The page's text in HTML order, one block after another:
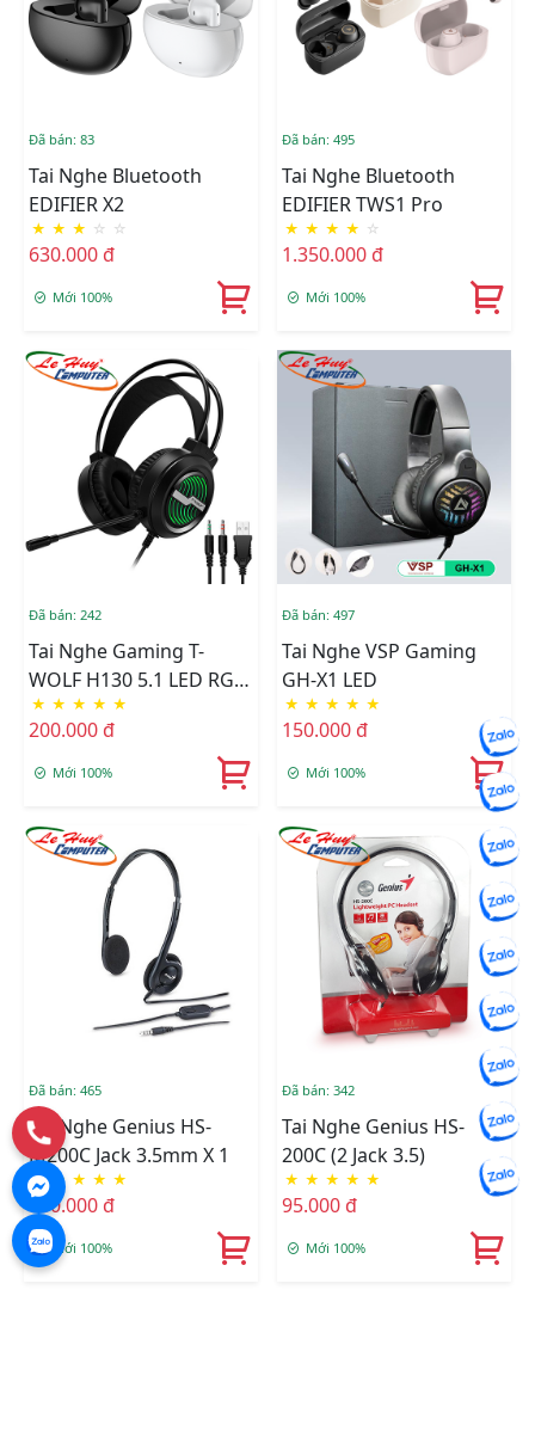
Đã bán: 83
Tai Nghe Bluetooth
EDIFIER X2
★ ★ ★ ☆ ☆
630.000 đ
Mới 100%
Đã bán: 495
Tai Nghe Bluetooth
EDIFIER TWS1 Pro
★ ★ ★ ★ ☆
1.350.000 đ
Mới 100%
Đã bán: 242
Tai Nghe Gaming T-
WOLF H130 5.1 LED RGB
USB + 2 Jack 3.5mm
★ ★ ★ ★ ★
200.000 đ
Mới 100%
Đã bán: 497
Tai Nghe VSP Gaming
GH-X1 LED
★ ★ ★ ★ ★
150.000 đ
Mới 100%
Đã bán: 465
Tai Nghe Genius HS-
M200C Jack 3.5mm X 1
★ ★ ★ ★ ★
100.000 đ
Mới 100%
Đã bán: 342
Tai Nghe Genius HS-
200C (2 Jack 3.5)
★ ★ ★ ★ ★
95.000 đ
Mới 100%